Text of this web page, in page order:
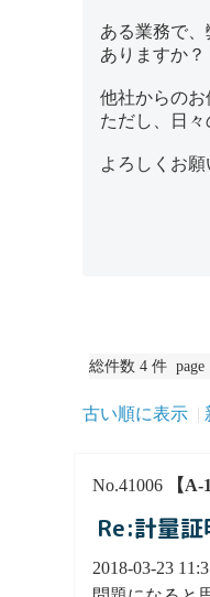
ある業務で
ありますか？
他社からのお
ただし、日
よろしくお願
総件数 4 件
古い順に表示
No.41006 【A-
Re:計量
2018-03-23